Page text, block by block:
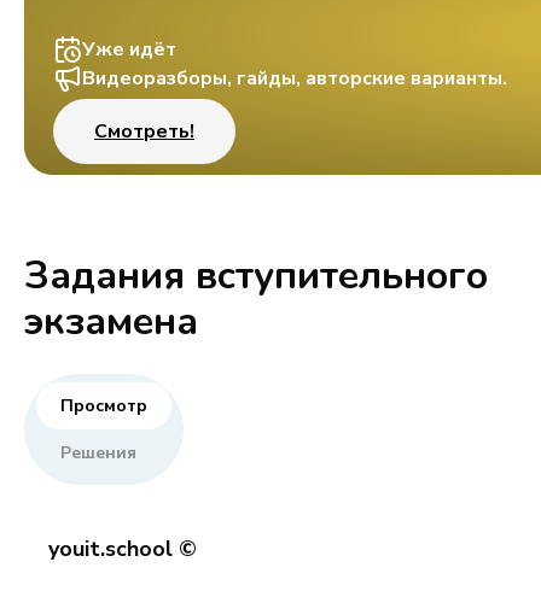
Уже идёт
Видеоразборы, гайды, авторские варианты.
Смотреть!
Задания вступительного
экзамена
Просмотр
Решения
youit.school ©